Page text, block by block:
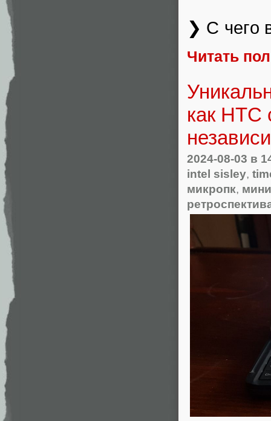
❯ С чего
Читать
как HTC
2024-08-03 в
intel sisley,
микропк,